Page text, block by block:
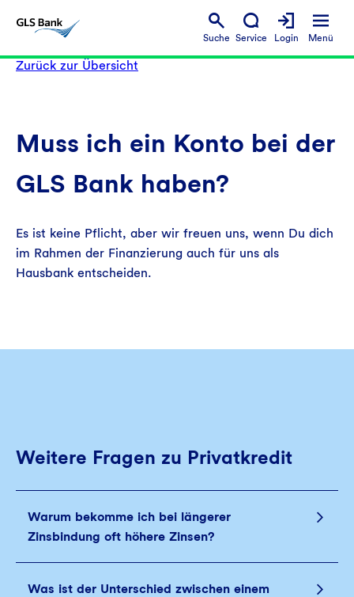
Suche Service Login Menü
Zurück zur Übersicht
Muss ich ein Konto bei der
GLS Bank haben?
Es ist keine Pflicht, aber wir freuen uns, wenn Du dich
im Rahmen der Finanzierung auch für uns als
Hausbank entscheiden.
Weitere Fragen zu Privatkredit
Warum bekomme ich bei längerer
Zinsbindung oft höhere Zinsen?
Was ist der Unterschied zwischen einem